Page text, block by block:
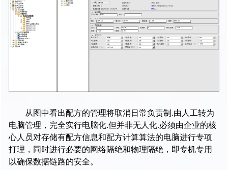
从图中看出配方的管理将取消日常负责制 .由人工转为
电脑管理，完全实行电脑化.但并非无人化.必须由企业的核
心人员对存储有配方信息和配方计算算法的电脑进行专项
打理，同时进行必要的网络隔绝和物理隔绝，即专机专用
以确保数据链路的安全。